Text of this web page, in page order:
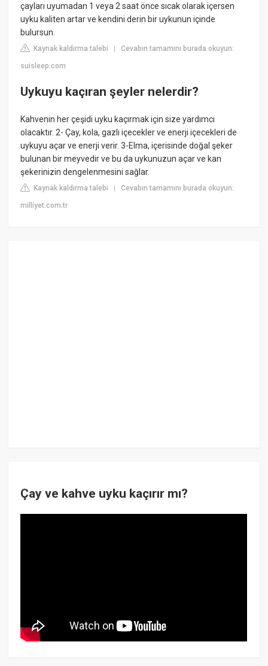
çayları uyumadan 1 veya 2 saat önce sıcak olarak içersen
uyku kaliten artar ve kendini derin bir uykunun içinde
bulursun.
Kaynak kaldırma talebi |Cevabın tamamını burada okuyun:
suisleep.com
Uykuyu kaçıran şeyler nelerdir?
Kahvenin her çeşidi uyku kaçırmak için size yardımcı
olacaktır. 2- Çay, kola, gazlı içecekler ve enerji içecekleri de
uykuyu açar ve enerji verir. 3-Elma, içerisinde doğal şeker
bulunan bir meyvedir ve bu da uykunuzun açar ve kan
şekerinizin dengelenmesini sağlar.
Kaynak kaldırma talebi |Cevabın tamamını burada okuyun:
milliyet.com.tr
Çay ve kahve uyku kaçırır mı?